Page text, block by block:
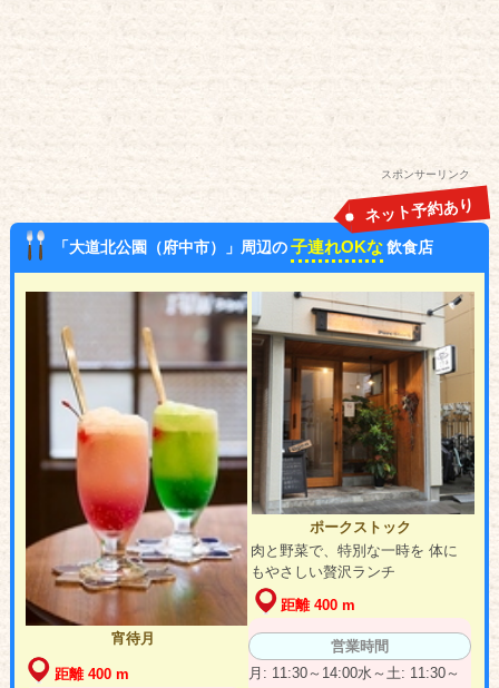
スポンサーリンク
「大道北公園（府中市）」周辺の子連れOKな 飲食店
ネット予約あり
宵待月
距離 400 m
ポークストック
肉と野菜で、特別な一時を 体に
もやさしい贅沢ランチ
距離 400 m
営業時間
月: 11:30～14:00水～土: 11:30～